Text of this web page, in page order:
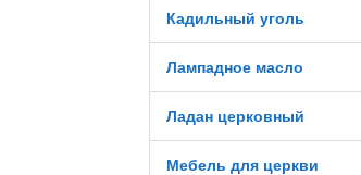
Кадильный уголь
Лампадное масло
Ладан церковный
Мебель для церкви